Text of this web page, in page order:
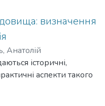
деякі досі
матеріали.
визначення
Анатолій
історичні,
аспекти такого
як ток-шоу, включно